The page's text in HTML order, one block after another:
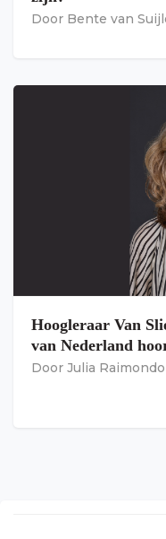
Door Bente van
Hoogleraar Van
van Nederland
Door Julia Raimondo